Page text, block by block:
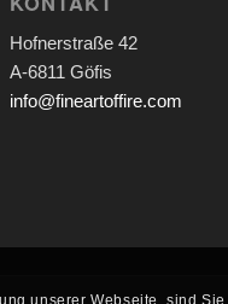
Hofnerstraße 42
A-6811 Göfis
info@fineartoffire.com
unserer Webseite, sind